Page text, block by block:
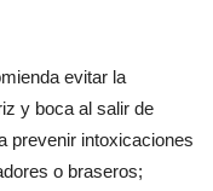
evitar la
y boca al salir de
prevenir intoxicaciones
o braseros;